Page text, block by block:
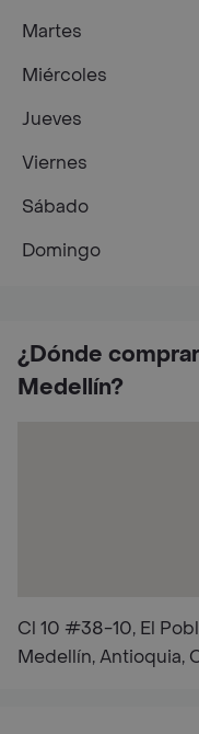
¿Dónde
Medellín?
Cl 10 #38-10, El
Medellín, Antioquia,
Martes
Miércoles
Jueves
Viernes
Sábado
Domingo